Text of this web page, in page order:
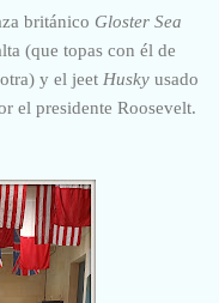
británico Gloster Sea
(que topas con él de
y el jeet Husky usado
el presidente Roosevelt.